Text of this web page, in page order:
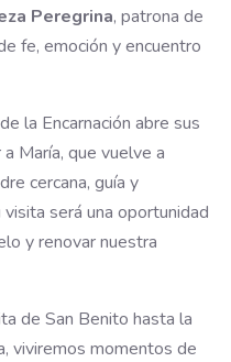
Peregrina, patrona de
fe, emoción y encuentro
la Encarnación abre sus
María, que vuelve a
cercana, guía y
será una oportunidad
y renovar nuestra
de San Benito hasta la
viviremos momentos de